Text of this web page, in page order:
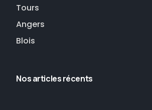
Tours
Angers
Blois
Nos articles récents